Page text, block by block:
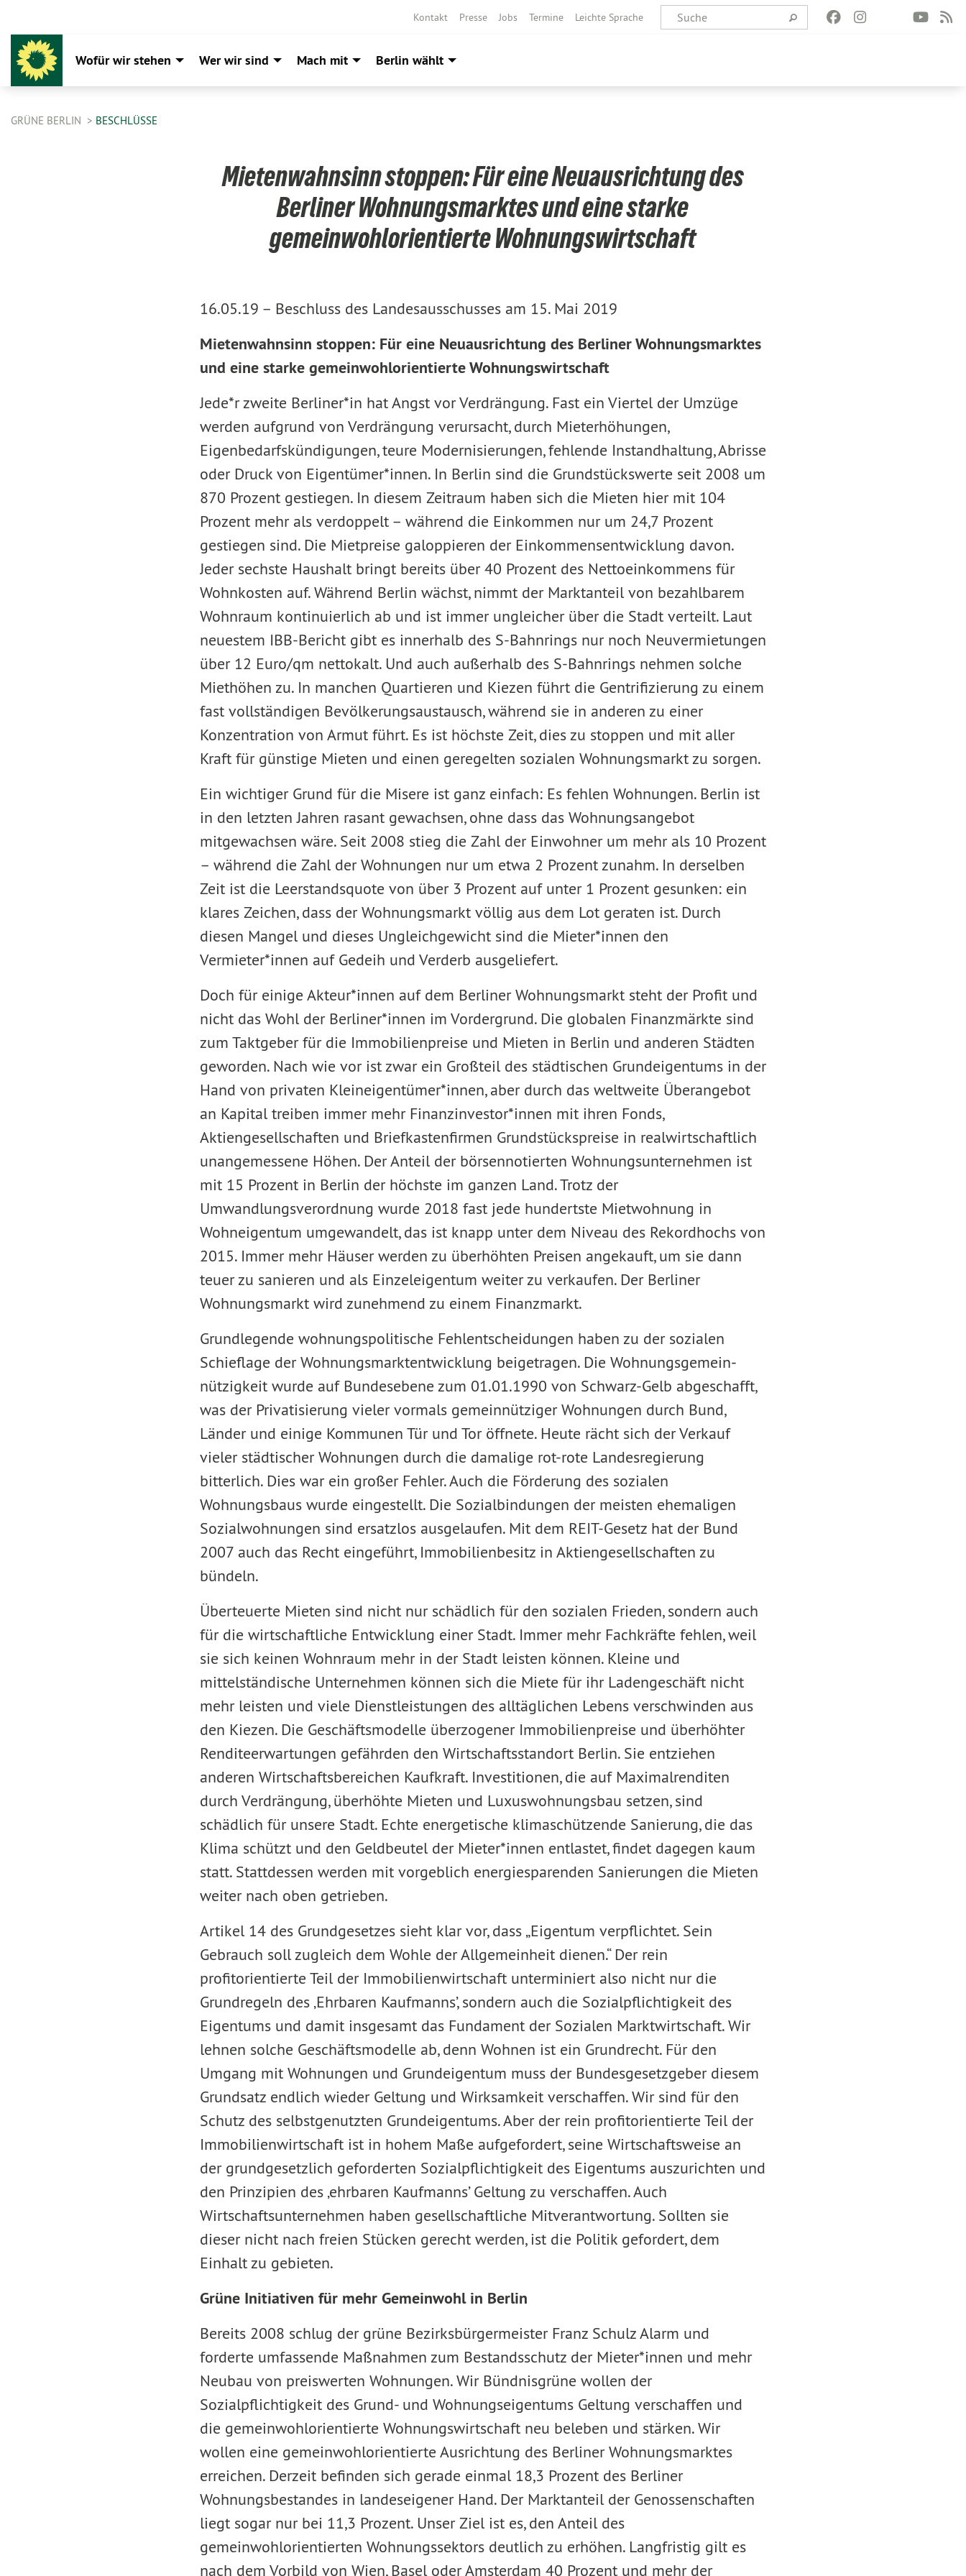
Kontakt Presse Jobs Termine Leichte Sprache
Wofür wir stehen Wer wir sind Mach mit Berlin wählt
GRÜNE BERLIN BESCHLÜSSE
Mietenwahnsinn stoppen: Für eine Neuausrichtung des
Berliner Wohnungsmarktes und eine starke
gemeinwohlorientierte Wohnungswirtschaft
16.05.19 – Beschluss des Landesausschusses am 15. Mai 2019
Mietenwahnsinn stoppen: Für eine Neuausrichtung des Berliner Wohnungsmarktes
und eine starke gemeinwohlorientierte Wohnungswirtschaft
Jede*r zweite Berliner*in hat Angst vor Verdrängung. Fast ein Viertel der Umzüge
werden aufgrund von Verdrängung verursacht, durch Mieterhöhungen,
Eigenbedarfskündigungen, teure Modernisierungen, fehlende Instandhaltung, Abrisse
oder Druck von Eigen­tümer*innen. In Berlin sind die Grundstückswerte seit 2008 um
870 Prozent gestiegen. In diesem Zeitraum haben sich die Mieten hier mit 104
Prozent mehr als verdoppelt – während die Einkommen nur um 24,7 Prozent
gestiegen sind. Die Mietpreise galoppieren der Einkommensentwicklung davon.
Jeder sechste Haushalt bringt bereits über 40 Prozent des Nettoeinkommens für
Wohnkosten auf. Während Berlin wächst, nimmt der Marktanteil von bezahlbarem
Wohnraum kontinuierlich ab und ist immer ungleicher über die Stadt verteilt. Laut
neuestem IBB-Bericht gibt es innerhalb des S-Bahnrings nur noch Neuvermietungen
über 12 Euro/qm nettokalt. Und auch außerhalb des S-Bahnrings nehmen solche
Miethöhen zu. In manchen Quartieren und Kiezen führt die Gentrifizierung zu einem
fast vollständigen Bevölkerungsaustausch, während sie in anderen zu einer
Konzentration von Armut führt. Es ist höchste Zeit, dies zu stoppen und mit aller
Kraft für günstige Mieten und einen geregelten sozialen Wohnungsmarkt zu sorgen.
Ein wichtiger Grund für die Misere ist ganz einfach: Es fehlen Wohnungen. Berlin ist
in den letzten Jahren rasant gewachsen, ohne dass das Wohnungsangebot
mitgewachsen wäre. Seit 2008 stieg die Zahl der Einwohner um mehr als 10 Prozent
– während die Zahl der Wohnungen nur um etwa 2 Prozent zunahm. In derselben
Zeit ist die Leer­standsquote von über 3 Prozent auf unter 1 Prozent gesunken: ein
klares Zeichen, dass der Wohnungsmarkt völlig aus dem Lot geraten ist. Durch
diesen Mangel und dieses Ungleichgewicht sind die Mieter*innen den
Vermieter*innen auf Gedeih und Verderb ausgeliefert.
Doch für einige Akteur*innen auf dem Berliner Wohnungsmarkt steht der Profit und
nicht das Wohl der Berliner*innen im Vordergrund. Die globalen Finanzmärkte sind
zum Taktgeber für die Immobilienpreise und Mieten in Berlin und anderen Städten
geworden. Nach wie vor ist zwar ein Großteil des städtischen Grundeigentums in der
Hand von privaten Kleineigentümer*innen, aber durch das weltweite Überangebot
an Kapital treiben immer mehr Finanzinvestor*innen mit ihren Fonds,
Aktiengesellschaften und Brief­kastenfirmen Grundstückspreise in realwirtschaftlich
unangemessene Höhen. Der Anteil der börsennotierten Wohnungsunternehmen ist
mit 15 Prozent in Berlin der höchste im ganzen Land. Trotz der
Umwandlungsverordnung wurde 2018 fast jede hundertste Mietwohnung in
Wohneigentum umgewandelt, das ist knapp unter dem Niveau des Rekordhochs von
2015. Immer mehr Häuser werden zu überhöhten Preisen angekauft, um sie dann
teuer zu sanieren und als Einzeleigentum weiter zu verkaufen. Der Berliner
Wohnungsmarkt wird zunehmend zu einem Finanzmarkt.
Grundlegende wohnungspolitische Fehlentscheidungen haben zu der sozialen
Schief­lage der Wohnungsmarktentwicklung beigetragen. Die Wohnungsgemein­
nützigkeit wur­de auf Bundesebene zum 01.01.1990 von Schwarz-Gelb abgeschafft,
was der Privatisie­rung vieler vormals gemeinnütziger Wohnungen durch Bund,
Länder und einige Kom­munen Tür und Tor öffnete. Heute rächt sich der Verkauf
vieler städtischer Wohnungen durch die damalige rot-rote Landesregierung
bitterlich. Dies war ein großer Fehler. Auch die Förderung des sozialen
Wohnungsbaus wurde eingestellt. Die Sozialbin­dungen der meisten ehemaligen
Sozialwohnungen sind ersatzlos ausgelaufen. Mit dem REIT-Gesetz hat der Bund
2007 auch das Recht eingeführt, Immobilienbesitz in Aktien­gesellschaften zu
bündeln.
Überteuerte Mieten sind nicht nur schädlich für den sozialen Frieden, sondern auch
für die wirtschaftliche Entwicklung einer Stadt. Immer mehr Fachkräfte fehlen, weil
sie sich keinen Wohnraum mehr in der Stadt leisten können. Kleine und
mittelständische Unternehmen können sich die Miete für ihr Ladengeschäft nicht
mehr leisten und viele Dienstleistungen des alltäglichen Lebens verschwinden aus
den Kiezen. Die Geschäfts­modelle überzogener Immobilienpreise und überhöhter
Renditeerwartungen gefährden den Wirtschaftsstandort Berlin. Sie entziehen
anderen Wirtschaftsbereichen Kaufkraft. Investitionen, die auf Maximalrenditen
durch Verdrängung, überhöhte Mieten und Luxuswohnungsbau setzen, sind
schädlich für unsere Stadt. Echte energetische klima­schützende Sanierung, die das
Klima schützt und den Geldbeutel der Mieter*innen entlastet, findet dagegen kaum
statt. Stattdessen werden mit vorgeblich energie­sparenden Sanierungen die Mieten
weiter nach oben getrieben.
Artikel 14 des Grundgesetzes sieht klar vor, dass „Eigentum verpflichtet. Sein
Gebrauch soll zugleich dem Wohle der Allgemeinheit dienen.“ Der rein
profitorientierte Teil der Immobilienwirtschaft unterminiert also nicht nur die
Grundregeln des ‚Ehrbaren Kaufmanns’, sondern auch die Sozialpflichtigkeit des
Eigentums und damit insgesamt das Fundament der Sozialen Marktwirtschaft. Wir
lehnen solche Geschäftsmodelle ab, denn Wohnen ist ein Grundrecht. Für den
Umgang mit Wohnungen und Grundeigentum muss der Bundesgesetzgeber diesem
Grundsatz endlich wieder Geltung und Wirksamkeit verschaffen. Wir sind für den
Schutz des selbstgenutzten Grundeigentums. Aber der rein profitorientierte Teil der
Immobilienwirtschaft ist in hohem Maße aufgefordert, seine Wirtschaftsweise an
der grundgesetzlich geforderten Sozialpflich­tigkeit des Eigentums auszurichten und
den Prinzipien des ‚ehrbaren Kaufmanns’ Geltung zu verschaffen. Auch
Wirtschaftsunternehmen haben gesellschaftliche Mitver­antwortung. Sollten sie
dieser nicht nach freien Stücken gerecht werden, ist die Politik gefordert, dem
Einhalt zu gebieten.
Grüne Initiativen für mehr Gemeinwohl in Berlin
Bereits 2008 schlug der grüne Bezirksbürgermeister Franz Schulz Alarm und
forderte umfassende Maßnahmen zum Bestandsschutz der Mieter*innen und mehr
Neubau von preiswerten Wohnungen. Wir Bündnisgrüne wollen der
Sozialpflichtigkeit des Grund- und Wohnungseigentums Geltung verschaffen und
die gemeinwohlorientierte Woh­nungswirtschaft neu beleben und stärken. Wir
wollen eine gemeinwohlorientierte Ausrichtung des Berliner Wohnungsmarktes
erreichen. Derzeit befinden sich gerade einmal 18,3 Prozent des Berliner
Wohnungsbestandes in landeseigener Hand. Der Marktanteil der Genossenschaften
liegt sogar nur bei 11,3 Prozent. Unser Ziel ist es, den Anteil des
gemeinwohlorientierten Wohnungssektors deutlich zu erhöhen. Langfristig gilt es
nach dem Vorbild von Wien, Basel oder Amsterdam 40 Prozent und mehr der